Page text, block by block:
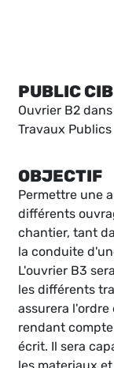
PUBLIC
Ouvrier B2
Travaux Publics
OBJECTIF
Permettre une
différents
chantier, tant
la conduite
L'ouvrier B3
les différents
assurera
rendant
écrit. Il sera
les materiaux